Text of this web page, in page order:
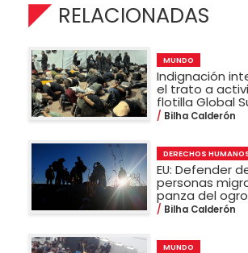
RELACIONADAS
MUNDO
Indignación
el trato a
flotilla Global
Bilha Calderón
DERECHOS
EU: Defender
personas
panza del ogro
Bilha Calderón
MUNDO